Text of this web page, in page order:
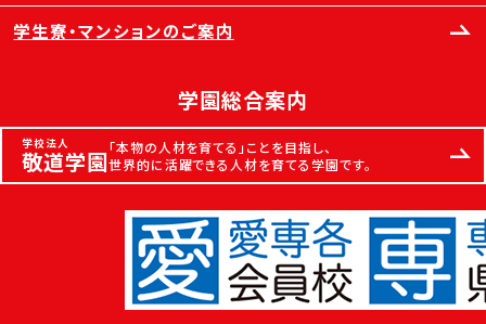
学生寮・マンションのご案内
学園総合案内
学校法人
敬道学園「本物の人材を育てる」ことを目指し、
世界的に活躍できる人材を育てる学園です。